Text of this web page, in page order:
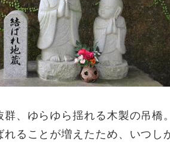
群、ゆらゆら揺れる木製の吊
れることが増えたため、いつし